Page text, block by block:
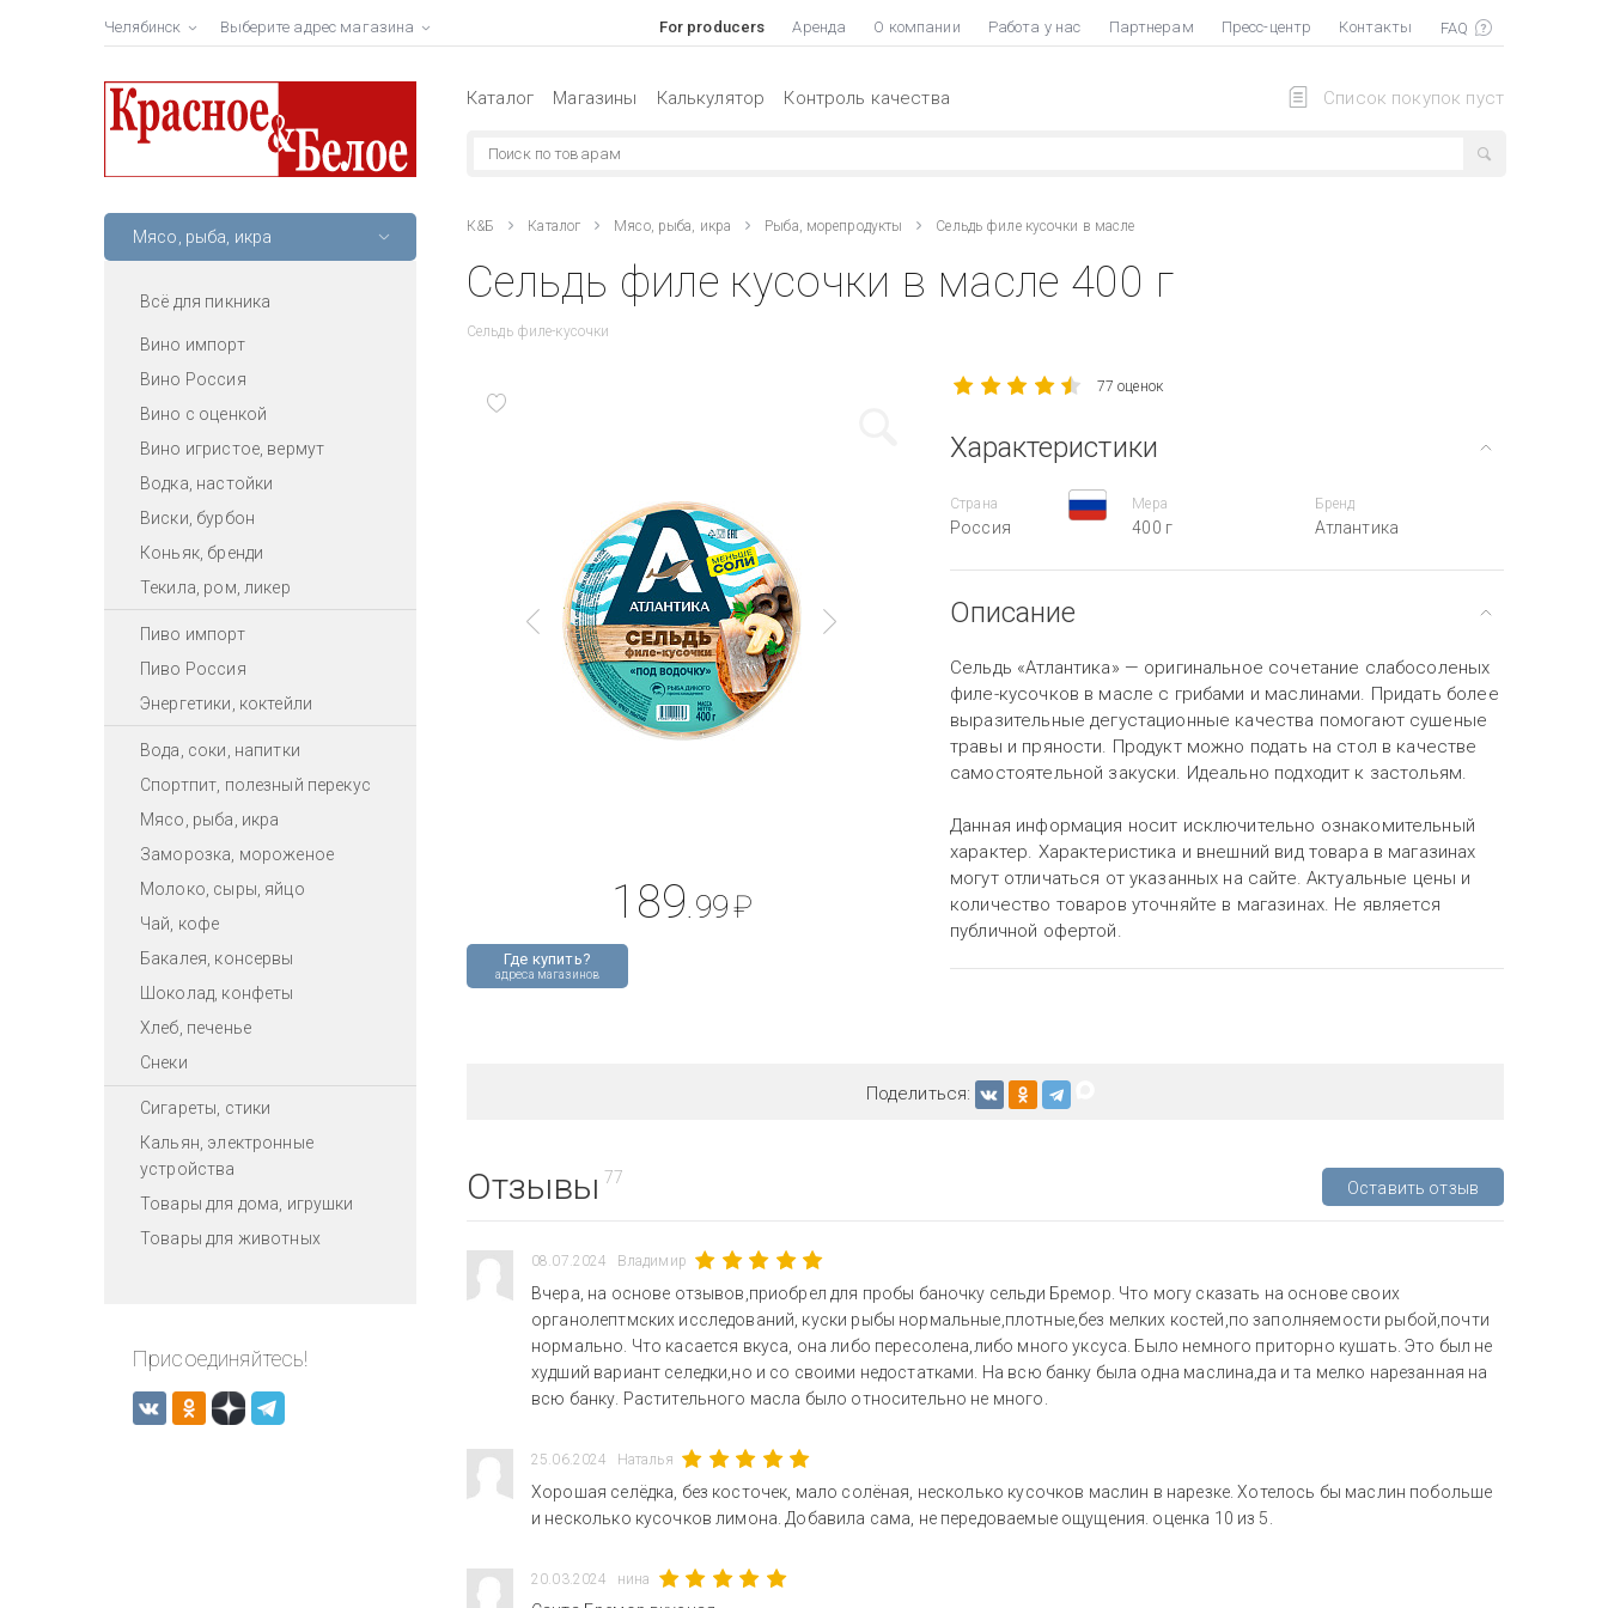
Челябинск Выберите адрес магазина For producers Аренда О компании Работа у нас Партнерам Пресс-центр Контакты
Список покупок пуст
Каталог Магазины Калькулятор Контроль качества
Мясо, рыба, икра
Всё для пикника
Вино импорт
Вино Россия
Вино с оценкой
Вино игристое, вермут
Водка, настойки
Виски, бурбон
Коньяк, бренди
Текила, ром, ликер
Пиво импорт
Пиво Россия
Энергетики, коктейли
Вода, соки, напитки
Спортпит, полезный перекус
Мясо, рыба, икра
Заморозка, мороженое
Молоко, сыры, яйцо
Чай, кофе
Бакалея, консервы
Шоколад, конфеты
Хлеб, печенье
Снеки
Сигареты, стики
Кальян, электронные
устройства
Товары для дома, игрушки
Товары для животных
Присоединяйтесь!
К&Б Каталог Мясо, рыба, икра Рыба, морепродукты Сельдь филе кусочки в масле
Сельдь филе кусочки в масле 400 г
Сельдь филе-кусочки
Где купить?
адреса магазинов
189 .99₽
77 оценок
Характеристики
Страна
Россия
Мера
400 г
Бренд
Атлантика
Описание
Сельдь «Атлантика» — оригинальное сочетание слабосоленых
филе-кусочков в масле с грибами и маслинами. Придать более
выразительные дегустационные качества помогают сушеные
травы и пряности. Продукт можно подать на стол в качестве
самостоятельной закуски. Идеально подходит к застольям.
Данная информация носит исключительно ознакомительный
характер. Характеристика и внешний вид товара в магазинах
могут отличаться от указанных на сайте. Актуальные цены и
количество товаров уточняйте в магазинах. Не является
публичной офертой.
Поделиться:
Отзывы 77
Оставить отзыв
08.07.2024 Владимир
Вчера, на основе отзывов,приобрел для пробы баночку сельди Бремор. Что могу сказать на основе своих
органолептмских исследований, куски рыбы нормальные,плотные,без мелких костей,по заполняемости рыбой,почти
нормально. Что касается вкуса, она либо пересолена,либо много уксуса. Было немного приторно кушать. Это был не
худший вариант селедки,но и со своими недостатками. На всю банку была одна маслина,да и та мелко нарезанная на
всю банку. Растительного масла было относительно не много.
25.06.2024 Наталья
Хорошая селёдка, без косточек, мало солёная, несколько кусочков маслин в нарезке. Хотелось бы маслин побольше
и несколько кусочков лимона. Добавила сама, не передоваемые ощущения. оценка 10 из 5.
20.03.2024 нина